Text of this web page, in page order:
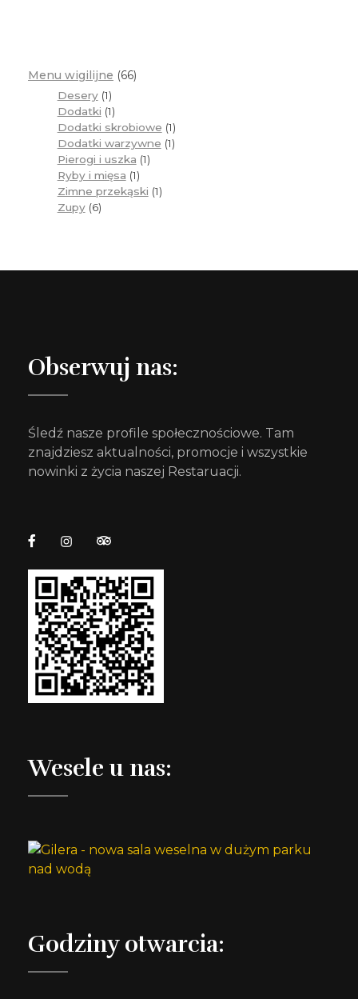
Menu wigilijne 66
Desery 1
Dodatki 1
Dodatki skrobiowe 1
Dodatki warzywne 1
Pierogi i uszka 1
Ryby i mięsa 1
Zimne przekąski 1
Zupy 6
Obserwuj nas:
Śledź nasze profile społecznościowe. Tam
znajdziesz aktualności, promocje i wszystkie
nowinki z życia naszej Restaruacji.
Wesele u nas:
Godziny otwarcia: